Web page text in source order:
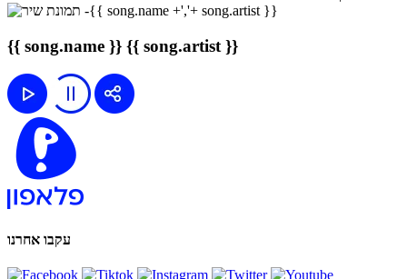
{{ song.name }} {{ song.artist }}
עקבו אחרנו